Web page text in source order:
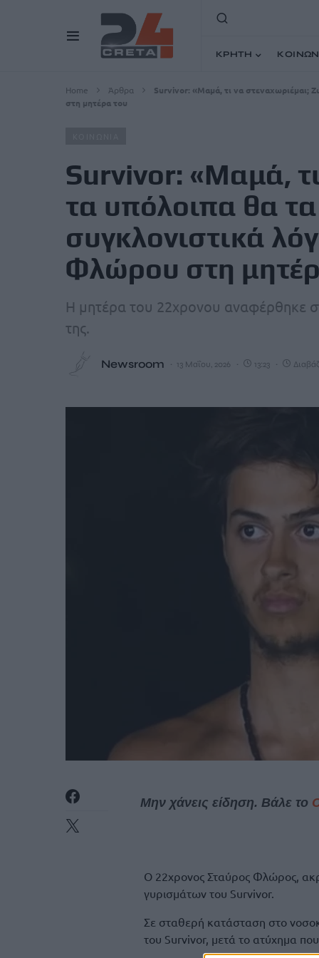
ΚΡΗΤΗ
Home Άρθρα
Survivor: «Μαμά, τι να στεναχωριέμαι;
στη μητέρα του
Survivor: «Μαμά,
τα υπόλοιπα θα
συγκλονιστικά
Φλώρου στη
Η μητέρα του 22χρονου αναφέρθηκε
της.
Newsroom 13 Μαΐου, 2026 13:23
Μην χάνεις είδηση. Βάλε το
Ο 22χρονος Σταύρος Φλώρος,
γυρισμάτων του Survivor.
Σε σταθερή κατάσταση στο
του Survivor, μετά το ατύχημα που